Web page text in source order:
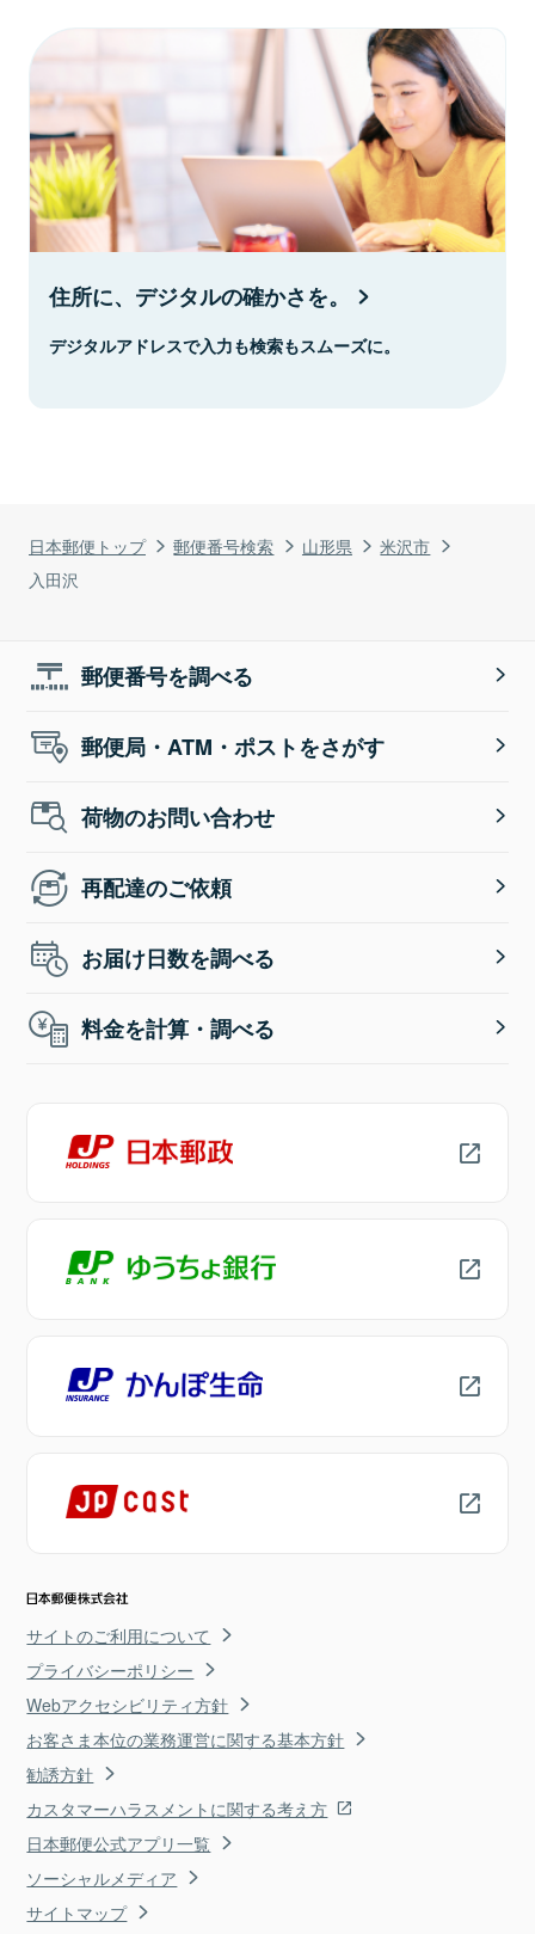
日本郵便トップ 郵便番号検索 山形県
米沢市
入田沢
住所に、デジタルの確かさを。
デジタルアドレスで入力も検索もスムーズに。
郵便番号を調べる
郵便局・ATM・ポストをさがす
荷物のお問い合わせ
再配達のご依頼
お届け日数を調べる
料金を計算・調べる
サイトのご利用について
プライバシーポリシー
Webアクセシビリティ方針
お客さま本位の業務運営に関する基本方針
勧誘方針
カスタマーハラスメントに関する考え方
日本郵便公式アプリ一覧
ソーシャルメディア
サイトマップ